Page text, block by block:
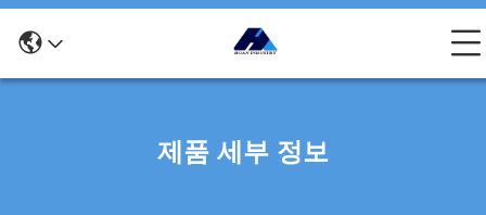
제품 세부 정보